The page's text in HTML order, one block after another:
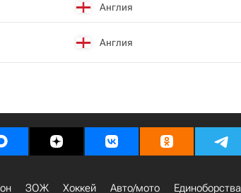
Англия
Англия
ЗОЖ Хоккей Авто/мото Единоборства